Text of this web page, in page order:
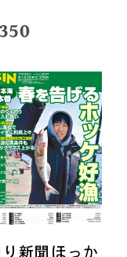
350
新聞ほっか